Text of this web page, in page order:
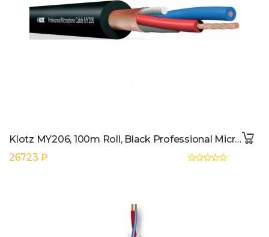
Klotz MY206, 100m Roll, Black Professional Microphone Cable
26723 ₽